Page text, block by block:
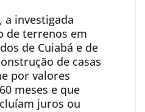
investigada
de terrenos em
de Cuiabá e de
de casas
por valores
meses e que
juros ou